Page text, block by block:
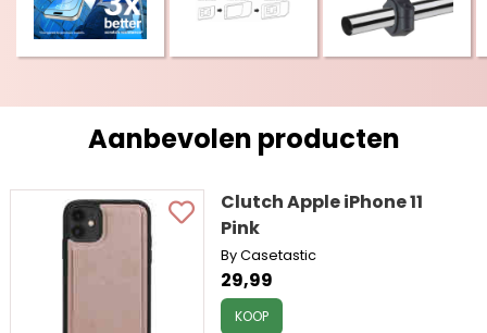
Aanbevolen producten
Clutch Apple iPhone 11
Pink
By Casetastic
29,99
KOOP